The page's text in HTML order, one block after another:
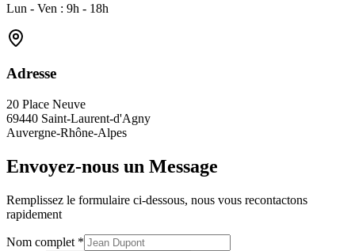
Lun - Ven : 9h - 18h
Adresse
20 Place Neuve
69440 Saint-Laurent-d'Agny
Auvergne-Rhône-Alpes
Envoyez-nous un Message
Remplissez le formulaire ci-dessous, nous vous recontactons
rapidement
Nom complet *